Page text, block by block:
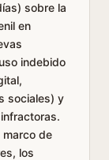
sobre la
en
indebido
sociales) y
marco de
los